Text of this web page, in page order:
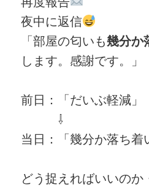
夜中に返信
「部屋の匂いも幾分か
します。感謝です。」
前日：「だいぶ軽減」
⇩
当日：「幾分か落ち着
どう捉えればいいのか